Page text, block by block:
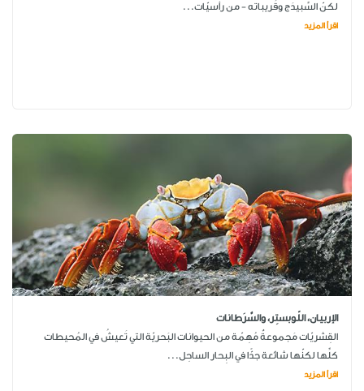
لكنّ السَّبيدَج وقَريباته - من رأسيّات...
اقرأ المزيد
الإربيان، اللّوبستِر، والسَّرَطانات
القِشريّات مَجموعةٌ مُهِمّة من الحيوانات البَحريّة التي تَعيشُ في المُحيطات
كلِّها لكنّها شائعة جدًّا في البِحار الساحِل...
اقرأ المزيد